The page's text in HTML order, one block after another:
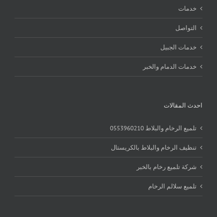
خدمات
التواصل
خدمات الجبيل
خدمات الدمام والخبر
احدث المقالات
تلميع الرخام والبلاط 0553960210
تنظيف الرخام والبلاط بالكريستال
شركة تلميع رخام بالخبر
تلميع سلالم الرخام